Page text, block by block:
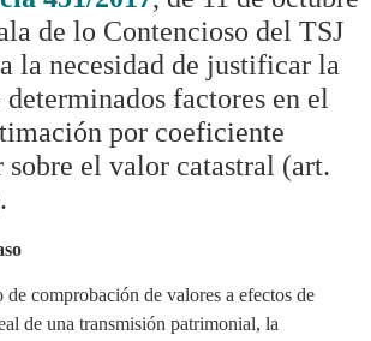
de lo Contencioso del TSJ
la necesidad de justificar la
factores en el
por coeficiente
el valor catastral (art.
comprobación de valores a efectos de
de una transmisión patrimonial, la